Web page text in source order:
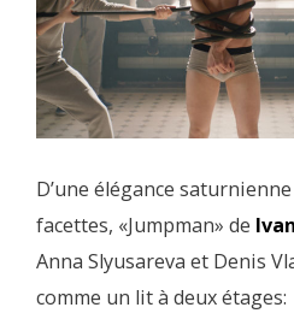
D’une élégance
facettes, «Jumpman» de
Anna Slyusareva et Denis
comme un lit à deux étages: